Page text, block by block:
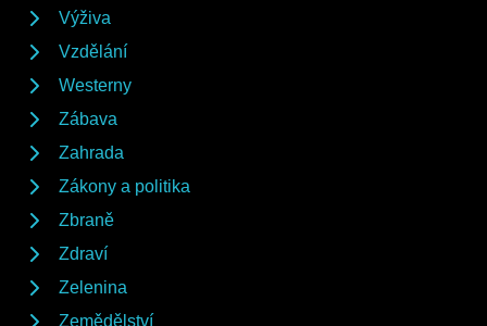
Výživa
Vzdělání
Westerny
Zábava
Zahrada
Zákony a politika
Zbraně
Zdraví
Zelenina
Zemědělství